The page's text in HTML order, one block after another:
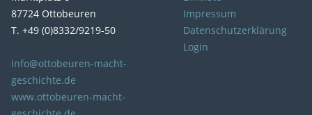
87724 Ottobeuren
T. +49 (0)8332/9219-50
info@ottobeuren-macht-
geschichte.de
www.ottobeuren-macht-
Impressum
Datenschutzerklärung
Login